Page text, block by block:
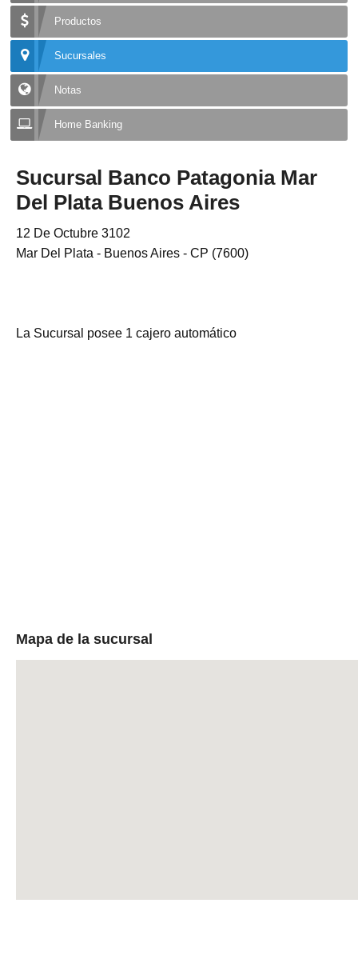
Productos
Sucursales
Notas
Home Banking
Sucursal Banco Patagonia Mar
Del Plata Buenos Aires
12 De Octubre 3102
Mar Del Plata - Buenos Aires - CP (7600)
La Sucursal posee 1 cajero automático
Mapa de la sucursal